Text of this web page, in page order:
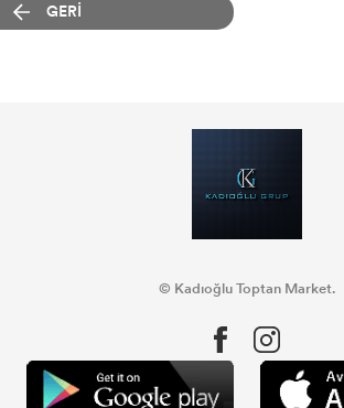
GERİ
© Kadıoğlu Toptan Market.